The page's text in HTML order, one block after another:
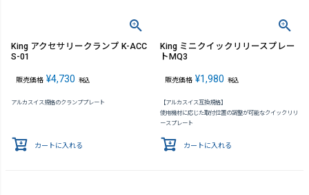
King アクセサリークランプ K-ACC
S-01
販売価格 ¥4,730 税込
アルカスイス規格のクランププレート
カートに入れる
King ミニクイックリリースプレー
トMQ3
販売価格 ¥1,980 税込
【アルカスイス互換規格】
使用機材に応じた取付位置の調整が可能なクイックリリ
ースプレート
カートに入れる